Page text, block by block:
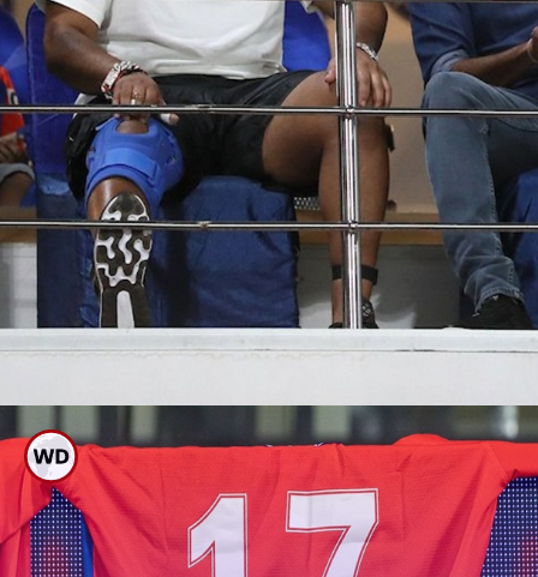
ಕುಳಿತು ಪಂದ್ಯ ವೀಕ್ಷಿಸಿದ ರಿಷಬ್